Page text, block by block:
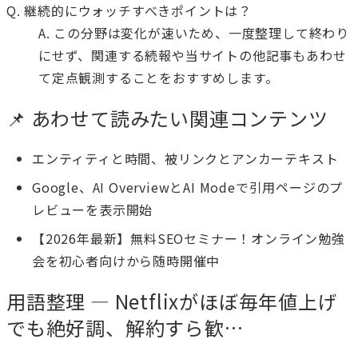
Q. 継続的にウォッチすべきポイントは？
A. この分野は変化が速いため、一度整理して終わり
にせず、関連する続報や当サイトの他記事もあわせ
て定点観測することをおすすめします。
📌 あわせて読みたい関連コンテンツ
エンティティと時間、被リンクとアンカーテキスト
Google、AI OverviewとAI Modeで引用ページのプ
レビューを表示開始
【2026年最新】無料SEOセミナー！オンライン勉強
会を初心者向けから随時開催中
用語整理 — Netflixがほぼ毎年値上げ
でも絶好調、解約すら歓…